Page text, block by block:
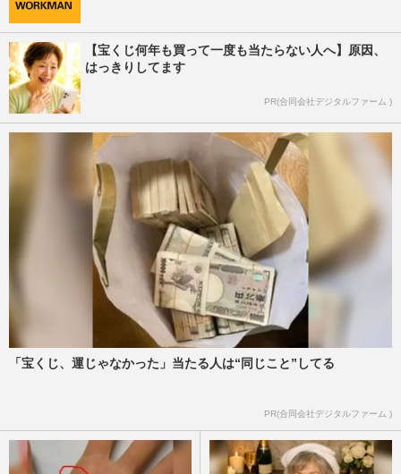
【宝くじ何年も買って一度も当たらない人へ】原因、
はっきりしてます
PR(合同会社デジタルファーム )
「宝くじ、運じゃなかった」当たる人は“同じこと”してる
PR(合同会社デジタルファーム )